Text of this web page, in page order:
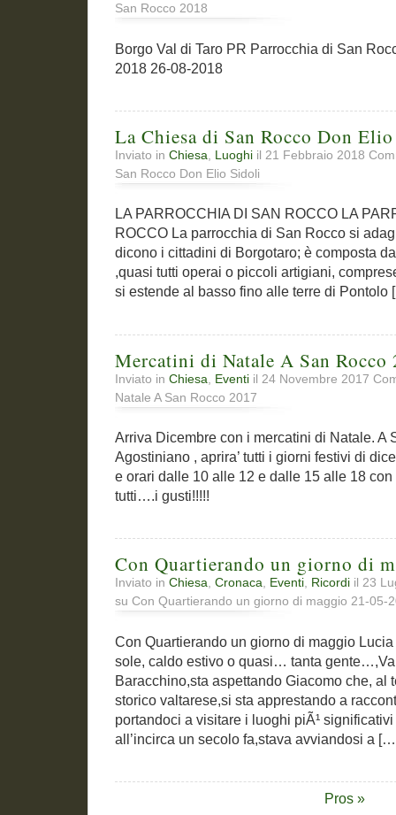
San Rocco 2018
Borgo Val di Taro PR Parrocchia di San
2018 26-08-2018
La Chiesa di San Rocco Don
Inviato in Chiesa Luoghi il 21 Febbraio 2018
San Rocco Don Elio Sidoli
LA PARROCCHIA DI SAN ROCCO LA
ROCCO La parrocchia di San Rocco si
dicono i cittadini di Borgotaro; è composta
,quasi tutti operai o piccoli artigiani,
si estende al basso fino alle terre di Pontolo
Mercatini di Natale A San Rocco
Inviato in Chiesa Eventi il 24 Novembre 2017
Natale A San Rocco 2017
Arriva Dicembre con i mercatini di Natale. A
Agostiniano , aprira’ tutti i giorni festivi di
e orari dalle 10 alle 12 e dalle 15 alle 18
tutti….i gusti!!!!!
Con Quartierando un giorno di
Inviato in Chiesa, Cronaca, Eventi, Ricordi il 23
su Con Quartierando un giorno di maggio 21-05-
Con Quartierando un giorno di maggio
sole, caldo estivo o quasi… tanta
Baracchino,sta aspettando Giacomo che, al
storico valtarese,si sta apprestando a
portandoci a visitare i luoghi piÃ¹
all’incirca un secolo fa,stava avviandosi a
Pros »